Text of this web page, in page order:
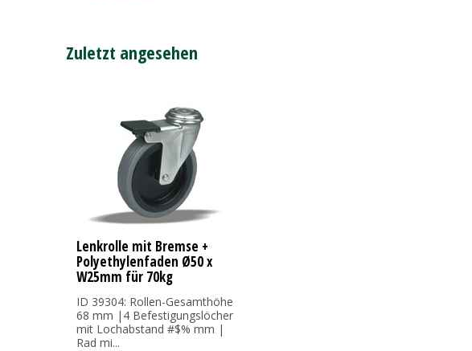
Zuletzt angesehen
Lenkrolle mit Bremse +
Polyethylenfaden Ø50 x
W25mm für 70kg
ID 39304: Rollen-Gesamthöhe
68 mm |4 Befestigungslöcher
mit Lochabstand #$% mm |
Rad mi...